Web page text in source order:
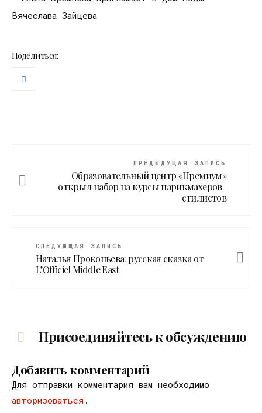
Поделиться:
ПРЕДЫДУЩАЯ ЗАПИСЬ
Образовательный центр «Премиум»
открыл набор на курсы парикмахеров-
стилистов
СЛЕДУЮЩАЯ ЗАПИСЬ
Наталья Прокопьева: русская сказка от
L’Officiel Middle East
Присоединяйтесь к обсуждению
Добавить комментарий
Для отправки комментария вам необходимо
авторизоваться .